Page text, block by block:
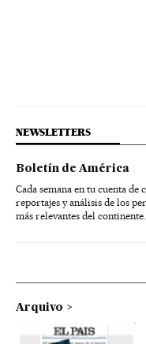
NEWSLETTERS
Boletín de América
Cada semana en tu cuenta
reportajes y análisis de los
más relevantes del continente.
Arquivo